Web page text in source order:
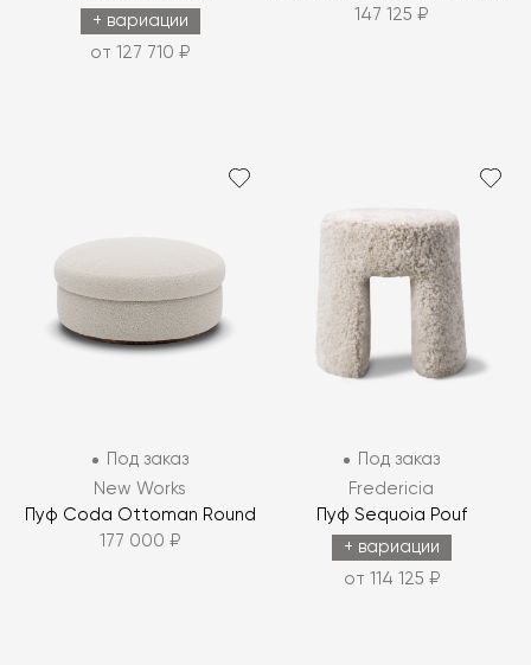
+ вариации
от 127 710 ₽
147 125 ₽
Под заказ
New Works
Пуф Coda Ottoman Round
177 000 ₽
Под заказ
Fredericia
Пуф Sequoia Pouf
+ вариации
от 114 125 ₽